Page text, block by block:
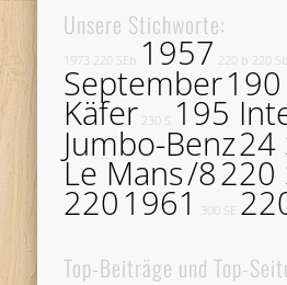
Unsere Stichworte:
1973 220 SEb 1957 220 b 220 Sb
September
Käfer 230 S 195
Jumbo-Benz24
Le Mans/8220
220 1961 300 SE
Top-Beiträge und Top-